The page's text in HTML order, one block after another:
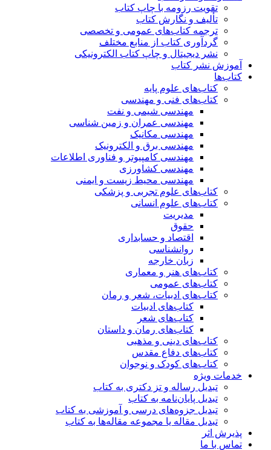
تقویت رزومه با چاپ کتاب
تألیف و نگارش کتاب
ترجمه کتاب‌های عمومی و تخصصی
گردآوری کتاب از منابع مختلف
نشر دیجیتال و چاپ کتاب الکترونیکی
آموزش نشر کتاب
کتاب‌ها
کتاب‌های علوم پایه
کتاب‌های فنی و مهندسی
مهندسی شیمی و نفت
مهندسی عمران و زمین شناسی
مهندسی مکانیک
مهندسی برق و الکترونیک
مهندسی کامپیوتر و فناوری اطلاعات
مهندسی کشاورزی
مهندسی محیط زیست و ایمنی
کتاب‌های علوم تجربی و پزشکی
کتاب‌های علوم انسانی
مدیریت
حقوق
اقتصاد و حسابداری
روانشناسی
زبان خارجه
کتاب‌های هنر و معماری
کتاب‌های عمومی
کتاب‌های ادبیات، شعر و رمان
کتاب‌های ادبیات
کتاب‌های شعر
کتاب‌های رمان و داستان
کتاب‌های دینی و مذهبی
کتاب‌های دفاع مقدس
کتاب‌های کودک و نوجوان
خدمات ویژه
تبدیل رساله و تز دکتری به کتاب
تبدیل پایان‌نامه به کتاب
تبدیل جزوه‌های درسی و آموزشی به کتاب
تبدیل مقاله یا مجموعه مقاله‌ها به کتاب
پذیرش اثر
تماس با ما